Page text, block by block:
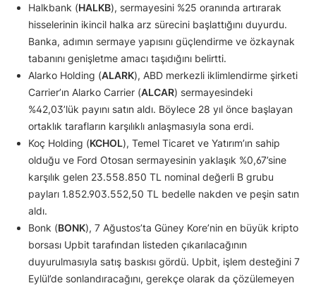
Halkbank (HALKB), sermayesini %25 oranında artırarak
hisselerinin ikincil halka arz sürecini başlattığını duyurdu.
Banka, adımın sermaye yapısını güçlendirme ve özkaynak
tabanını genişletme amacı taşıdığını belirtti.
Alarko Holding (ALARK), ABD merkezli iklimlendirme şirketi
Carrier’ın Alarko Carrier (ALCAR) sermayesindeki
%42,03’lük payını satın aldı. Böylece 28 yıl önce başlayan
ortaklık tarafların karşılıklı anlaşmasıyla sona erdi.
Koç Holding (KCHOL), Temel Ticaret ve Yatırım’ın sahip
olduğu ve Ford Otosan sermayesinin yaklaşık %0,67’sine
karşılık gelen 23.558.850 TL nominal değerli B grubu
payları 1.852.903.552,50 TL bedelle nakden ve peşin satın
aldı.
Bonk (BONK), 7 Ağustos’ta Güney Kore’nin en büyük kripto
borsası Upbit tarafından listeden çıkarılacağının
duyurulmasıyla satış baskısı gördü. Upbit, işlem desteğini 7
Eylül’de sonlandıracağını, gerekçe olarak da çözülemeyen